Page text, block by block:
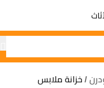
خزانة ملابس